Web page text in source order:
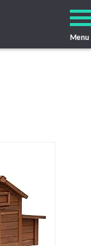
Menu